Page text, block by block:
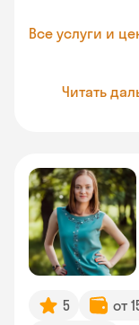
Все услуги и
Читать
5 от